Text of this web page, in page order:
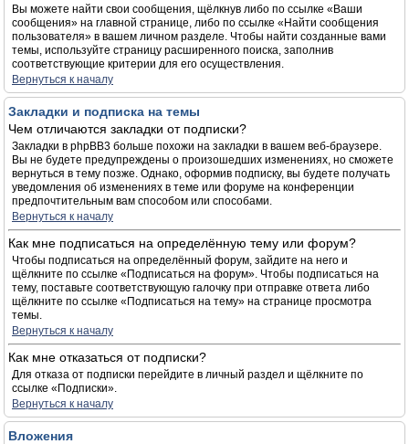
Вы можете найти свои сообщения, щёлкнув либо по ссылке «Ваши
сообщения» на главной странице, либо по ссылке «Найти сообщения
пользователя» в вашем личном разделе. Чтобы найти созданные вами
темы, используйте страницу расширенного поиска, заполнив
соответствующие критерии для его осуществления.
Вернуться к началу
Закладки и подписка на темы
Чем отличаются закладки от подписки?
Закладки в phpBB3 больше похожи на закладки в вашем веб-браузере.
Вы не будете предупреждены о произошедших изменениях, но сможете
вернуться в тему позже. Однако, оформив подписку, вы будете получать
уведомления об изменениях в теме или форуме на конференции
предпочтительным вам способом или способами.
Вернуться к началу
Как мне подписаться на определённую тему или форум?
Чтобы подписаться на определённый форум, зайдите на него и
щёлкните по ссылке «Подписаться на форум». Чтобы подписаться на
тему, поставьте соответствующую галочку при отправке ответа либо
щёлкните по ссылке «Подписаться на тему» на странице просмотра
темы.
Вернуться к началу
Как мне отказаться от подписки?
Для отказа от подписки перейдите в личный раздел и щёлкните по
ссылке «Подписки».
Вернуться к началу
Вложения